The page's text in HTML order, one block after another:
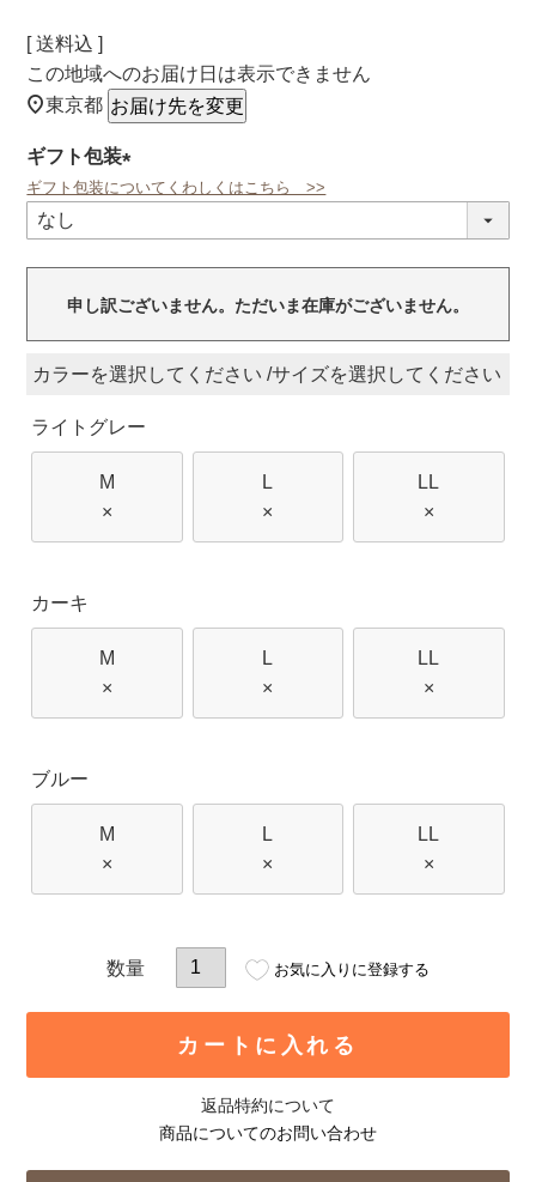
送料込
この地域へのお届け日は表示できません
東京都 お届け先を変更
ギフト包装
(必
ギフト包装についてくわしくはこちら >>
申し訳ございません。ただいま在庫がございません。
カラー サイズ
ライトグレー
M
×
L
×
LL
×
カーキ
M
×
L
×
LL
×
ブルー
M
×
L
×
LL
×
お気に入りに登録する
カートに入れる
返品特約について
商品についてのお問い合わせ